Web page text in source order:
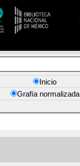
Inicio
Grafía normalizada